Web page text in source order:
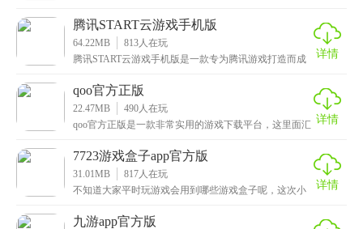
腾讯START云游戏手机版
64.22MB 813 人在玩
腾讯START云游戏手机版是一款专为腾讯游戏打造而成
详情
qoo官方正版
22.47MB 490 人在玩
qoo官方正版是一款非常实用的游戏下载平台，这里面汇 详情
7723游戏盒子app官方版
31.01MB 817 人在玩
不知道大家平时玩游戏会用到哪些游戏盒子呢，这次小
详情
九游app官方版